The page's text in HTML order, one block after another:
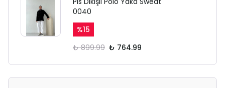
0040
%15
₺ 899.99 ₺ 764.99